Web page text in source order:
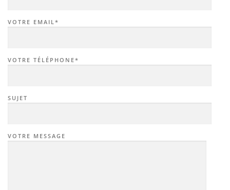
VOTRE EMAIL*
VOTRE TÉLÉPHONE*
SUJET
VOTRE MESSAGE